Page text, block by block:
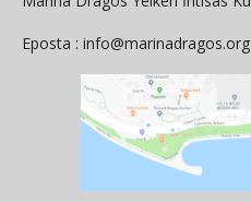
Eposta : info@marinadragos.org